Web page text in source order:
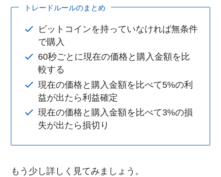
トレードルールのまとめ
ビットコインを持っていなければ無条件
で購入
60秒ごとに現在の価格と購入金額を比
較する
現在の価格と購入金額を比べて5%の利
益が出たら利益確定
現在の価格と購入金額を比べて3%の損
失が出たら損切り
もう少し詳しく見てみましょう。